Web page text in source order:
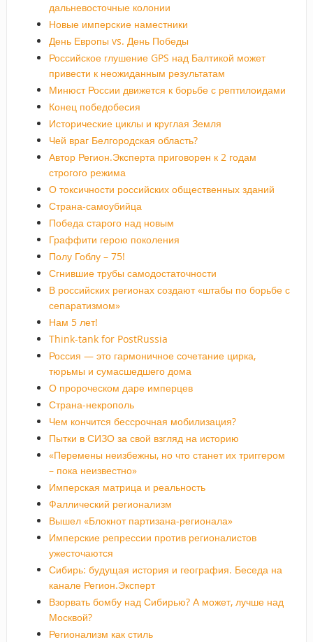
дальневосточные колонии
Новые имперские наместники
День Европы vs. День Победы
Российское глушение GPS над Балтикой может
привести к неожиданным результатам
Минюст России движется к борьбе с рептилоидами
Конец победобесия
Исторические циклы и круглая Земля
Чей враг Белгородская область?
Автор Регион.Эксперта приговорен к 2 годам
строгого режима
О токсичности российских общественных зданий
Страна-самоубийца
Победа старого над новым
Граффити герою поколения
Полу Гоблу – 75!
Сгнившие трубы самодостаточности
В российских регионах создают «штабы по борьбе с
сепаратизмом»
Нам 5 лет!
Think-tank for PostRussia
Россия — это гармоничное сочетание цирка,
тюрьмы и сумасшедшего дома
О пророческом даре имперцев
Страна-некрополь
Чем кончится бессрочная мобилизация?
Пытки в СИЗО за свой взгляд на историю
«Перемены неизбежны, но что станет их триггером
– пока неизвестно»
Имперская матрица и реальность
Фаллический регионализм
Вышел «Блокнот партизана-регионала»
Имперские репрессии против регионалистов
ужесточаются
Сибирь: будущая история и география. Беседа на
канале Регион.Эксперт
Взорвать бомбу над Сибирью? А может, лучше над
Москвой?
Регионализм как стиль